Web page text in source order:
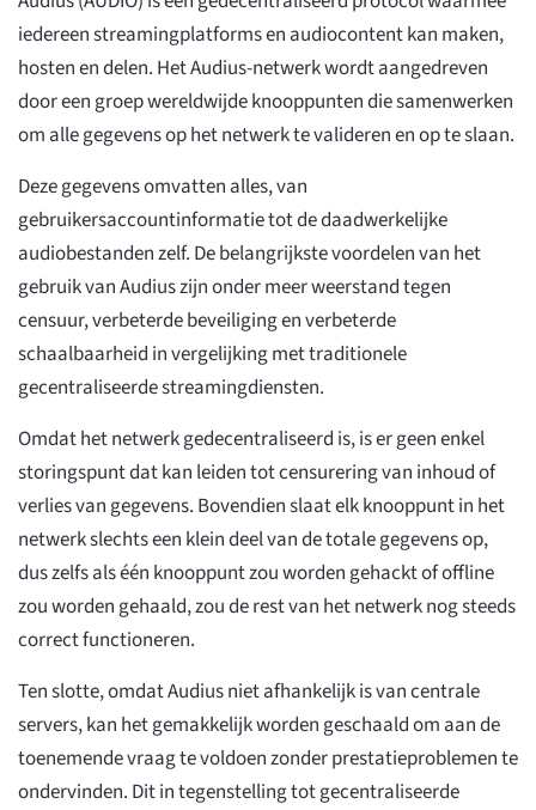
iedereen streamingplatforms en audiocontent kan maken,
hosten en delen. Het Audius-netwerk wordt aangedreven
door een groep wereldwijde knooppunten die samenwerken
om alle gegevens op het netwerk te valideren en op te slaan.
Deze gegevens omvatten alles, van
gebruikersaccountinformatie tot de daadwerkelijke
audiobestanden zelf. De belangrijkste voordelen van het
gebruik van Audius zijn onder meer weerstand tegen
censuur, verbeterde beveiliging en verbeterde
schaalbaarheid in vergelijking met traditionele
gecentraliseerde streamingdiensten.
Omdat het netwerk gedecentraliseerd is, is er geen enkel
storingspunt dat kan leiden tot censurering van inhoud of
verlies van gegevens. Bovendien slaat elk knooppunt in het
netwerk slechts een klein deel van de totale gegevens op,
dus zelfs als één knooppunt zou worden gehackt of offline
zou worden gehaald, zou de rest van het netwerk nog steeds
correct functioneren.
Ten slotte, omdat Audius niet afhankelijk is van centrale
servers, kan het gemakkelijk worden geschaald om aan de
toenemende vraag te voldoen zonder prestatieproblemen te
ondervinden. Dit in tegenstelling tot gecentraliseerde